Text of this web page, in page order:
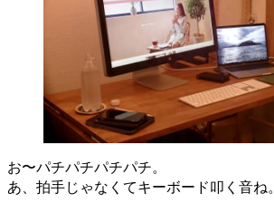
お〜パチパチパチパチ。
あ、拍手じゃなくてキーボード叩く音ね。